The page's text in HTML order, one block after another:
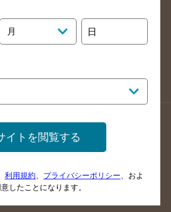
検索
検索
佐賀県のバー検索
ー検索
熊本県のバー検索
沖縄県のバー検索
案内
店舗情報更新方法のご案内
載店舗様ログイン
ご意見・ご感想
月 日
イトを閲覧する
利用規約 プライバシーポリシー 、およ
したことになります。